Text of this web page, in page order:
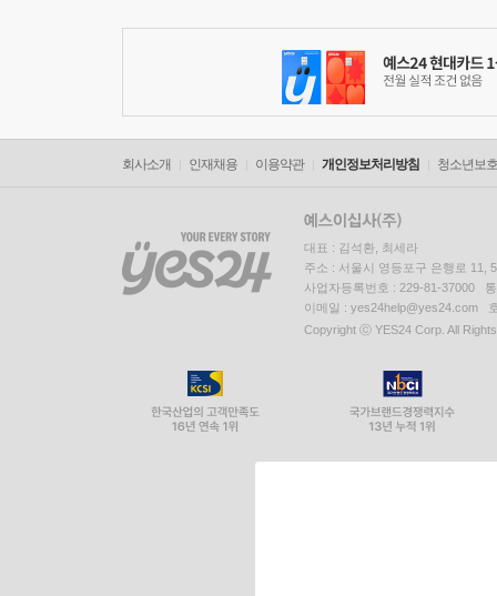
회사소개 인재채용 이용약관 개인정보처리방침 청소년보
대표 : 김석환, 최세라
주소 : 서울시 영등포구 은행로 11,
사업자등록번호 : 229-81-37000
이메일 : yes24help@yes24.com
Copyright ⓒ YES24 Corp. All